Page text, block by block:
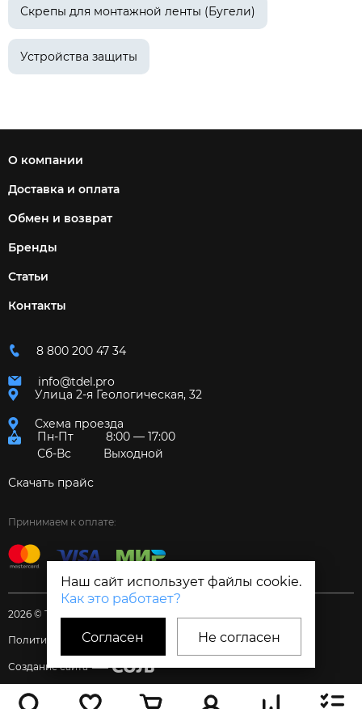
Наш сайт использует файлы cookie.
Как это работает?
Согласен Не согласен
Скрепы для монтажной ленты (Бугели)
Устройства защиты
О компании
Доставка и оплата
Обмен и возврат
Бренды
Статьи
Контакты
8 800 200 47 34
info@tdel.pro
Улица 2-я Геологическая, 32
Схема проезда
Пн-Пт
8:00 — 17:00
Сб-Вс
Выходной
Скачать прайс
Принимаем к оплате:
2026 © Торговый дом «Электрум»
Политика и Согласия
Создание сайта